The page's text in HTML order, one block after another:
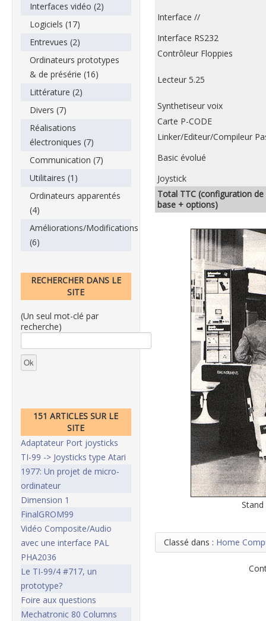
Interfaces vidéo (2)
Logiciels (17)
Entrevues (2)
Ordinateurs prototypes
& de présérie (16)
Littérature (2)
Divers (7)
Réalisations
électroniques (7)
Communication (7)
Utilitaires (1)
Ordinateurs apparentés
(4)
Améliorations/Modifications
(6)
RECHERCHER DANS LE
SITE
(Un seul mot-clé par
recherche)
151 ARTICLES SUR LE
SITE
Adaptateur Port joysticks
TI-99 -> Joysticks type Atari
1977: Un projet de micro-
ordinateur
Dimension 1
FinalGROM99
Vidéo Composite/Audio
avec une interface PAL
PHA2036
Le TI-99/4 #717, un
prototype?
Foire aux questions
Mechatronic 80 Columns
Interface //
Interface RS232
Contrôleur Floppies
Lecteur 5.25
Synthetiseur voix
Carte P-CODE
Linker/Editeur/Compileur
Basic évolué
Joystick
Total TTC (configuration de
base + options)
Classé dans : Home